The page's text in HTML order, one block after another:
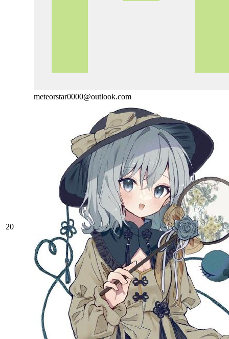
meteorstar0000@outlook.com
20